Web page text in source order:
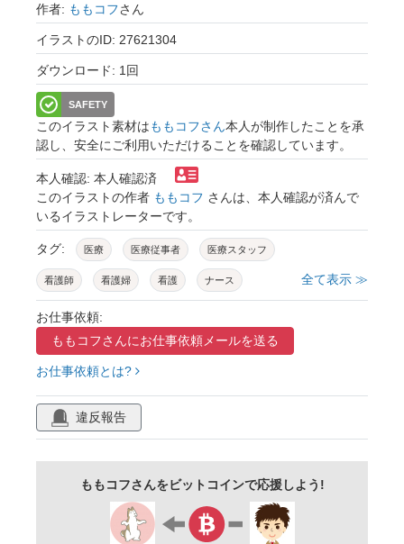
作者: ももコフさん
イラストのID: 27621304
ダウンロード: 1回
SAFETY
このイラスト素材はももコフさん本人が制作したことを承
認し、安全にご利用いただけることを確認しています。
本人確認: 本人確認済
このイラストの作者 ももコフ さんは、本人確認が済んで
いるイラストレーターです。
タグ: 医療 医療従事者 医療スタッフ
看護師 看護婦 看護 ナース
看護実習生
病院 クリニック 人物 人間 人
1人 全身 白衣
仕事 デフォルメ
ゆるい カラー
にこにこ 車椅子 車いす 福祉用具
全て表示 ≫
お仕事依頼:
ももコフさんにお仕事依頼メールを送る
お仕事依頼とは?
違反報告
ももコフさんをビットコインで応援しよう!